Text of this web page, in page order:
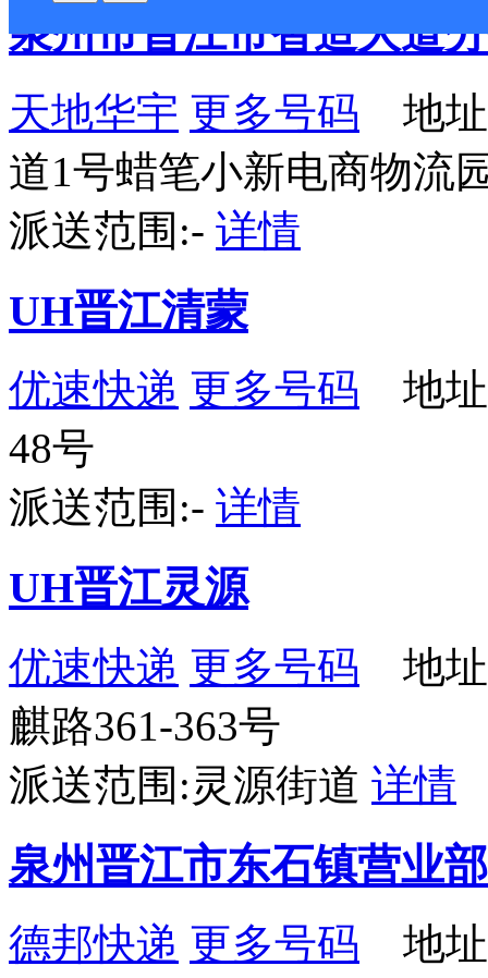
泉州市晋江市智造大道
天地华宇 更多号码 地址
道1号蜡笔小新电商物流
派送范围:- 详情
UH晋江清蒙
优速快递 更多号码 地址
48号
派送范围:- 详情
UH晋江灵源
优速快递 更多号码 地址
麒路361-363号
派送范围:灵源街道 详情
泉州晋江市东石镇营业部
德邦快递 更多号码 地址